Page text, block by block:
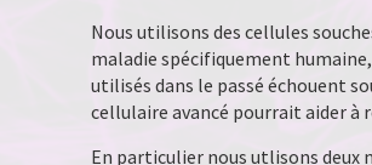
Nous utilisons des cellules
maladie spécifiquement
utilisés dans le passé échouent
cellulaire avancé pourrait aider
En particulier nous utlisons deux